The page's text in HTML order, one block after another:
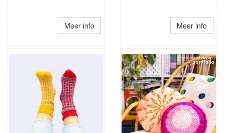
Meer info Meer info